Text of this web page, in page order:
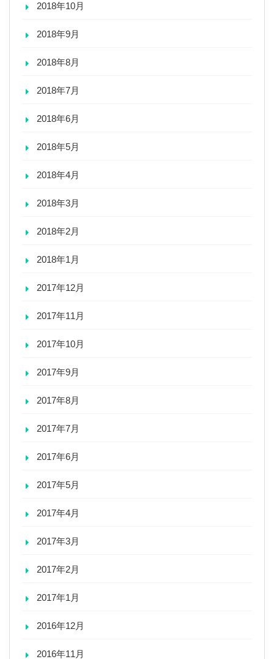
2018年10月
2018年9月
2018年8月
2018年7月
2018年6月
2018年5月
2018年4月
2018年3月
2018年2月
2018年1月
2017年12月
2017年11月
2017年10月
2017年9月
2017年8月
2017年7月
2017年6月
2017年5月
2017年4月
2017年3月
2017年2月
2017年1月
2016年12月
2016年11月